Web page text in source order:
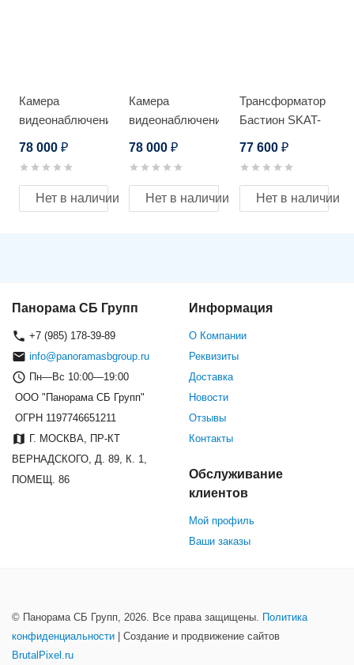
Камера
видеонаблючения
78 000 ₽
Нет в наличии
Камера
видеонаблючения
78 000₽
Нет в наличии
Трансформатор
Бастион SKAT-
77 600 ₽
Нет в наличии
Панорама СБ Групп
+7 (985) 178-39-89
info@panoramasbgroup.ru
Пн—Вс 10:00—19:00
ООО "Панорама СБ Групп"
ОГРН 1197746651211
Г. МОСКВА, ПР-КТ
ВЕРНАДСКОГО, Д. 89, К. 1,
ПОМЕЩ. 86
Информация
О Компании
Реквизиты
Доставка
Новости
Отзывы
Контакты
Обслуживание
клиентов
Мой профиль
Ваши заказы
© Панорама СБ Групп, 2026. Все права защищены.
Политика
конфиденциальности | Создание и продвижение сайтов
BrutalPixel.ru